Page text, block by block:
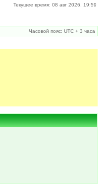
Текущее время: 08 авг 2026, 19:59
Часовой пояс: UTC + 3 часа